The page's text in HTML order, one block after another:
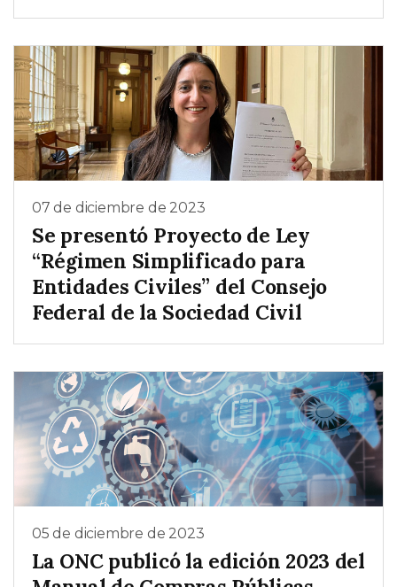
07 de diciembre de 2023
Se presentó Proyecto de Ley
“Régimen Simplificado para
Entidades Civiles” del Consejo
Federal de la Sociedad Civil
05 de diciembre de 2023
La ONC publicó la edición 2023 del